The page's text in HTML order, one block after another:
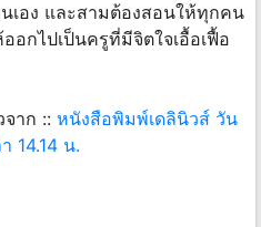
เอง และสามต้องสอนให้ทุกคน
กไปเป็นครูที่มีจิตใจเอื้อเฟื้อ
าก :: หนังสือพิมพ์เดลินิวส์ วัน
14.14 น.